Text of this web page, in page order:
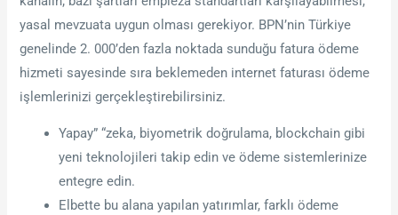
yasal mevzuata uygun olması gerekiyor. BPN’nin Türkiye
genelinde 2. 000’den fazla noktada sunduğu fatura ödeme
hizmeti sayesinde sıra beklemeden internet faturası ödeme
işlemlerinizi gerçekleştirebilirsiniz.
Yapay” “zeka, biyometrik doğrulama, blockchain gibi
yeni teknolojileri takip edin ve ödeme sistemlerinize
entegre edin.
Elbette bu alana yapılan yatırımlar, farklı ödeme